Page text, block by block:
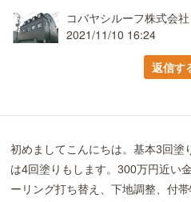
コバヤシルーフ株式会社
2021/11/10 16:24
返信す
初めましてこんにちは。基本3回塗
は4回塗りもします。300万円近い
ーリング打ち替え、下地調整、付